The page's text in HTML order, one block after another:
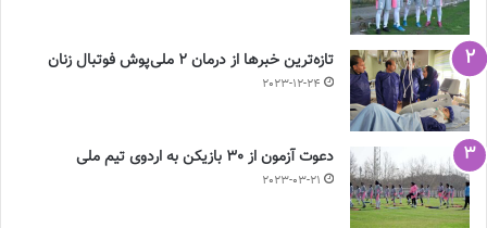
تازه‌ترین خبرها از درمان ۲ ملی‌پوش فوتبال زنان
2023-12-24
دعوت آزمون از 30 بازیکن به اردوی تیم ملی
2023-03-21